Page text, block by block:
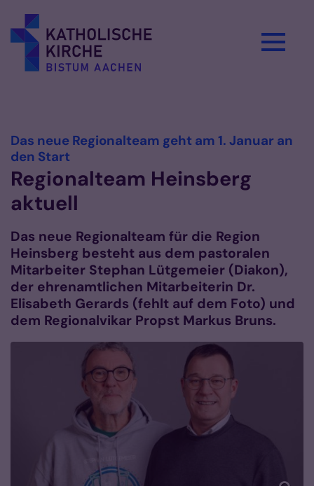
Das neue Regionalteam geht am 1. Januar an
den Start
Regionalteam Heinsberg
aktuell
Das neue Regionalteam für die Region
Heinsberg besteht aus dem pastoralen
Mitarbeiter Stephan Lütgemeier (Diakon),
der ehrenamtlichen Mitarbeiterin Dr.
Elisabeth Gerards (fehlt auf dem Foto) und
dem Regionalvikar Propst Markus Bruns.